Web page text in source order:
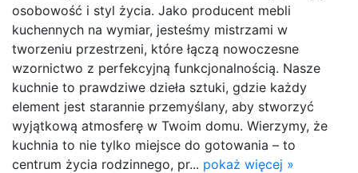
osobowość i styl życia. Jako producent mebli
kuchennych na wymiar, jesteśmy mistrzami w
tworzeniu przestrzeni, które łączą nowoczesne
wzornictwo z perfekcyjną funkcjonalnością. Nasze
kuchnie to prawdziwe dzieła sztuki, gdzie każdy
element jest starannie przemyślany, aby stworzyć
wyjątkową atmosferę w Twoim domu. Wierzymy, że
kuchnia to nie tylko miejsce do gotowania – to
centrum życia rodzinnego, pr... pokaż więcej »